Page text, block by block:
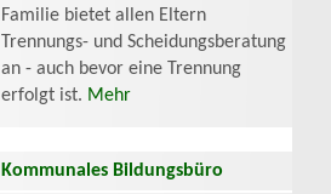
Familie bietet allen Eltern
Trennungs- und Scheidungsberatung
an - auch bevor eine Trennung
erfolgt ist. Mehr
Kommunales Bildungsbüro